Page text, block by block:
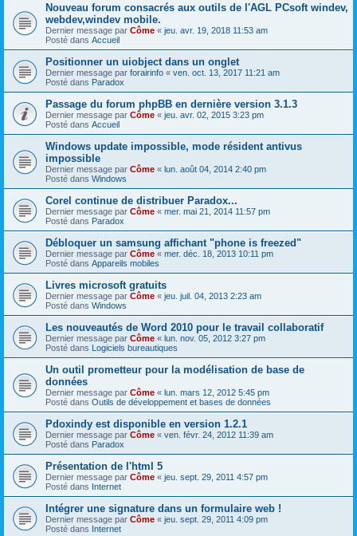
Nouveau forum consacrés aux outils de l'AGL PCsoft windev,
webdev,windev mobile.
Dernier message par Côme « jeu. avr. 19, 2018 11:53 am
Posté dans Accueil
Positionner un uiobject dans un onglet
Dernier message par forairinfo « ven. oct. 13, 2017 11:21 am
Posté dans Paradox
Passage du forum phpBB en dernière version 3.1.3
Dernier message par Côme « jeu. avr. 02, 2015 3:23 pm
Posté dans Accueil
Windows update impossible, mode résident antivus
impossible
Dernier message par Côme « lun. août 04, 2014 2:40 pm
Posté dans Windows
Corel continue de distribuer Paradox...
Dernier message par Côme « mer. mai 21, 2014 11:57 pm
Posté dans Paradox
Débloquer un samsung affichant "phone is freezed"
Dernier message par Côme « mer. déc. 18, 2013 10:11 pm
Posté dans Appareils mobiles
Livres microsoft gratuits
Dernier message par Côme « jeu. juil. 04, 2013 2:23 am
Posté dans Windows
Les nouveautés de Word 2010 pour le travail collaboratif
Dernier message par Côme « lun. nov. 05, 2012 3:27 pm
Posté dans Logiciels bureautiques
Un outil prometteur pour la modélisation de base de
données
Dernier message par Côme « lun. mars 12, 2012 5:45 pm
Posté dans Outils de développement et bases de données
Pdoxindy est disponible en version 1.2.1
Dernier message par Côme « ven. févr. 24, 2012 11:39 am
Posté dans Paradox
Présentation de l'html 5
Dernier message par Côme « jeu. sept. 29, 2011 4:57 pm
Posté dans Internet
Intégrer une signature dans un formulaire web !
Dernier message par Côme « jeu. sept. 29, 2011 4:09 pm
Posté dans Internet